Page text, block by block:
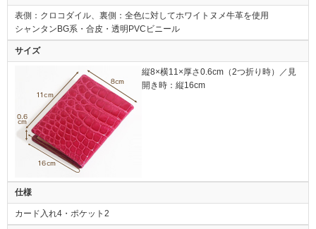
表側：クロコダイル、裏側：全色に対してホワイトヌメ牛革を使用
シャンタンBG系・合皮・透明PVCビニール
サイズ
縦8×横11×厚さ0.6cm（2つ折り時）／見
開き時：縦16cm
仕様
カード入れ4・ポケット2